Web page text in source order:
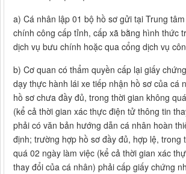
a) Cá nhân lập 01 bộ hồ sơ gửi tại Trung
chính công cấp tỉnh, cấp xã bằng hình thức
dịch vụ bưu chính hoặc qua cổng dịch vụ
b) Cơ quan có thẩm quyền cấp lại giấy
dạy thực hành lái xe tiếp nhận hồ sơ của cá
hồ sơ chưa đầy đủ, trong thời gian không
(kể cả thời gian xác thực điện tử thông tin
phải có văn bản hướng dẫn cá nhân hoàn
định; trường hợp hồ sơ đầy đủ, hợp lệ, trong
quá 02 ngày làm việc (kể cả thời gian xác
thay đổi của cá nhân) phải cấp giấy chứng